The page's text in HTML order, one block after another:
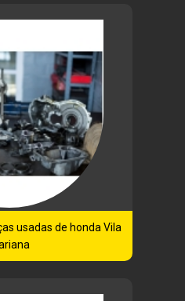
usadas de honda Vila